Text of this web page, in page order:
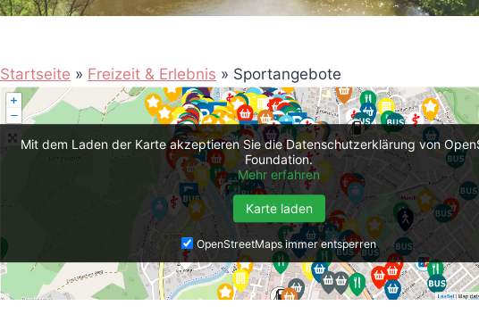
Startseite » Freizeit & Erlebnis » Sportangebote
Mit dem Laden der Karte akzeptieren Sie die Datenschutzerklärung von
Foundation.
Mehr erfahren
Karte laden
OpenStreetMaps immer entsperren